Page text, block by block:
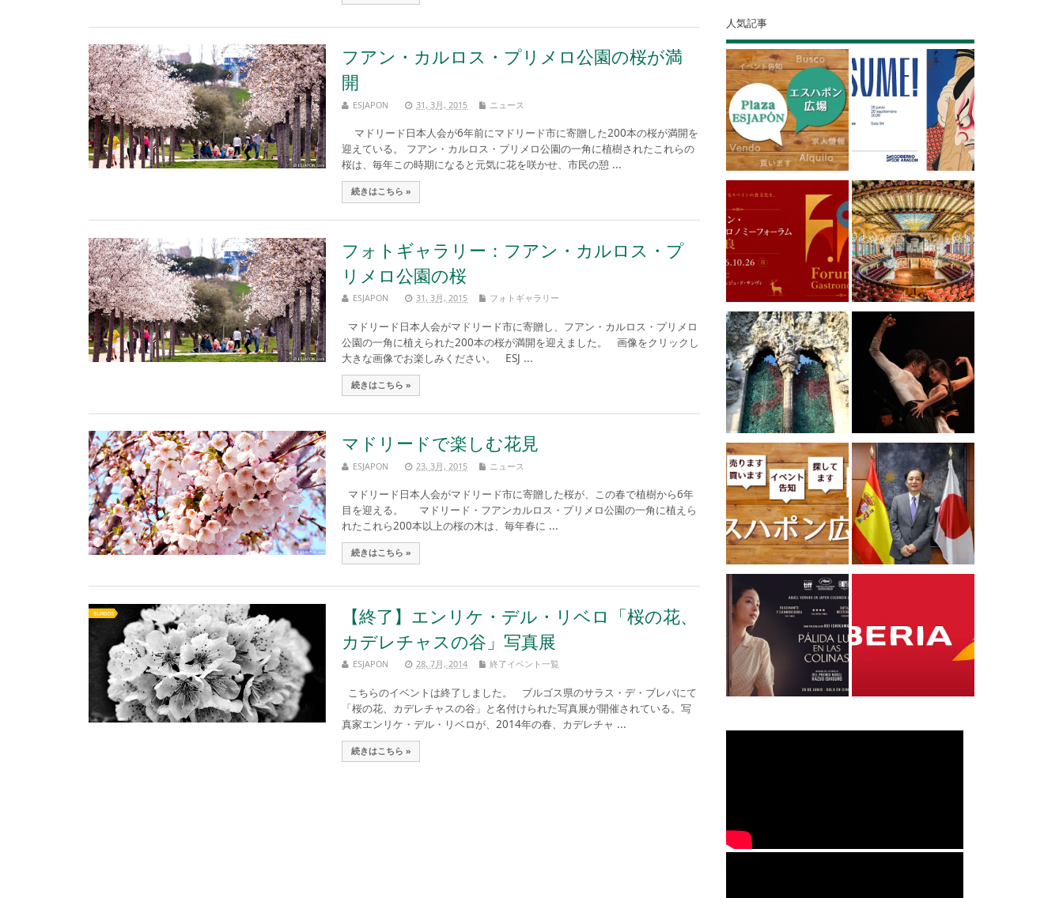
フアン・カルロス・プリメロ公園の桜が満
開
ESJAPON 31, 3月, 2015 ニュース
マドリード日本人会が6年前にマドリード市に寄贈した200本の桜が満開を
迎えている。 フアン・カルロス・プリメロ公園の一角に植樹されたこれらの
桜は、毎年この時期になると元気に花を咲かせ、市民の憩 ...
続きはこちら »
フォトギャラリー：フアン・カルロス・プ
リメロ公園の桜
ESJAPON 31, 3月, 2015 フォトギャラリー
マドリード日本人会がマドリード市に寄贈し、フアン・カルロス・プリメロ
公園の一角に植えられた200本の桜が満開を迎えました。 画像をクリックし
大きな画像でお楽しみください。 ESJ ...
続きはこちら »
マドリードで楽しむ花見
ESJAPON 23, 3月, 2015 ニュース
マドリード日本人会がマドリード市に寄贈した桜が、この春で植樹から6年
目を迎える。 マドリード・フアンカルロス・プリメロ公園の一角に植えら
れたこれら200本以上の桜の木は、毎年春に ...
続きはこちら »
【終了】エンリケ・デル・リベロ「桜の花、
カデレチャスの谷」写真展
ESJAPON 28, 7月, 2014 終了イベント一覧
こちらのイベントは終了しました。 ブルゴス県のサラス・デ・ブレバにて
「桜の花、カデレチャスの谷」と名付けられた写真展が開催されている。写
真家エンリケ・デル・リベロが、2014年の春、カデレチャ ...
続きはこちら »
人気記事